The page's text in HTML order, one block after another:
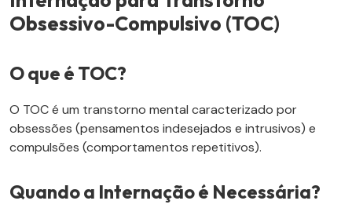
Obsessivo-Compulsivo (TOC)
O que é TOC?
O TOC é um transtorno mental caracterizado por
obsessões (pensamentos indesejados e intrusivos) e
compulsões (comportamentos repetitivos).
Quando a Internação é Necessária?